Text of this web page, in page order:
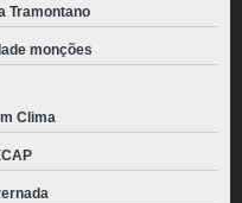
Tramontano
monções
Clima